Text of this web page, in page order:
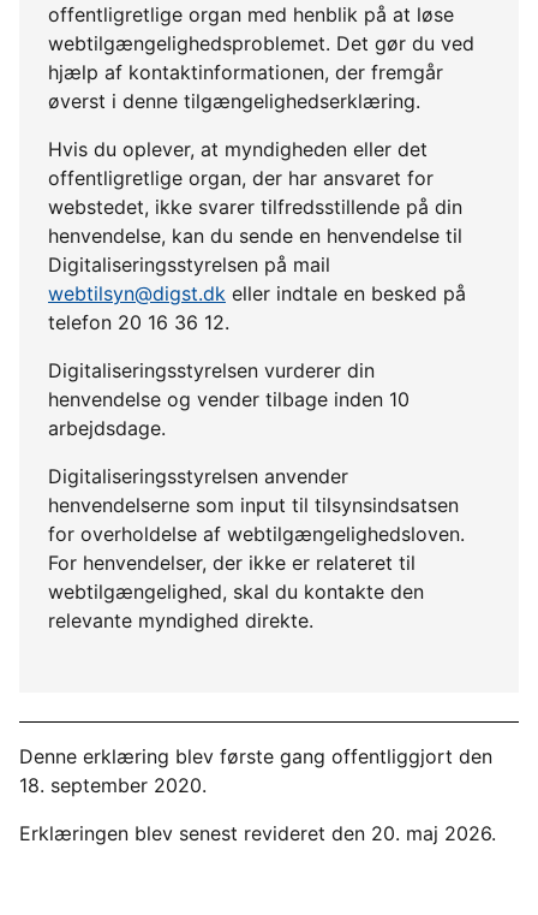
offentligretlige organ med henblik på at løse
webtilgængelighedsproblemet. Det gør du ved
hjælp af kontaktinformationen, der fremgår
øverst i denne tilgængelighedserklæring.
Hvis du oplever, at myndigheden eller det
offentligretlige organ, der har ansvaret for
webstedet, ikke svarer tilfredsstillende på din
henvendelse, kan du sende en henvendelse til
Digitaliseringsstyrelsen på mail
webtilsyn@digst.dk eller indtale en besked på
telefon 20 16 36 12.
Digitaliseringsstyrelsen vurderer din
henvendelse og vender tilbage inden 10
arbejdsdage.
Digitaliseringsstyrelsen anvender
henvendelserne som input til tilsynsindsatsen
for overholdelse af webtilgængelighedsloven.
For henvendelser, der ikke er relateret til
webtilgængelighed, skal du kontakte den
relevante myndighed direkte.
Denne erklæring blev første gang offentliggjort den
18. september 2020.
Erklæringen blev senest revideret den 20. maj 2026.